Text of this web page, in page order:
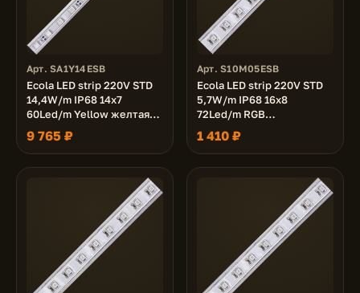
Арт. SA1Y14ESB
Ecola LED strip 220V STD
14,4W/m IP68 14x7
60Led/m Yellow желтая
лента 100м.
9 765 ₽
Арт. S10M05ESB
Ecola LED strip 220V STD
5,7W/m IP68 16x8
72Led/m RGB
разноцветная лента 10м.
1 410 ₽